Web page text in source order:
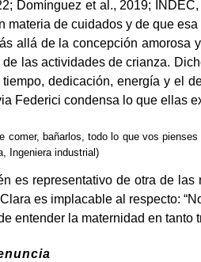
Domínguez et al., 2019;
materia de cuidados y de que
allá de la concepción
las actividades de crianza.
dedicación, energía y el
Federici condensa lo que ellas
comer, bañarlos, todo lo que vos
Ingeniera industrial)
es representativo de otra de
es implacable al respecto:
entender la maternidad en tanto